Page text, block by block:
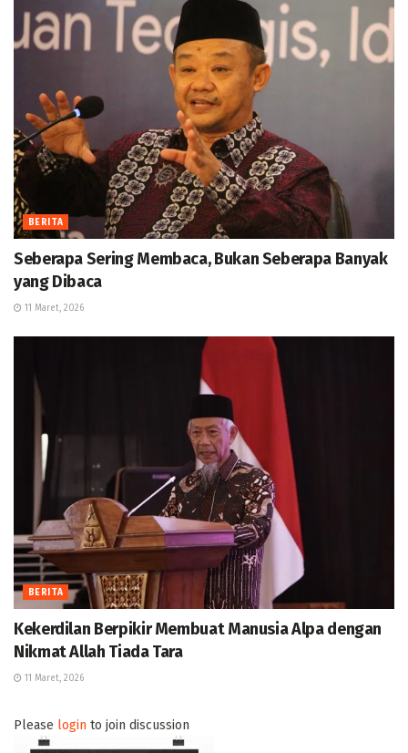
BERITA
Seberapa Sering Membaca, Bukan Seberapa Banyak
yang Dibaca
11 Maret, 2026
BERITA
Kekerdilan Berpikir Membuat Manusia Alpa dengan
Nikmat Allah Tiada Tara
11 Maret, 2026
Please login to join discussion